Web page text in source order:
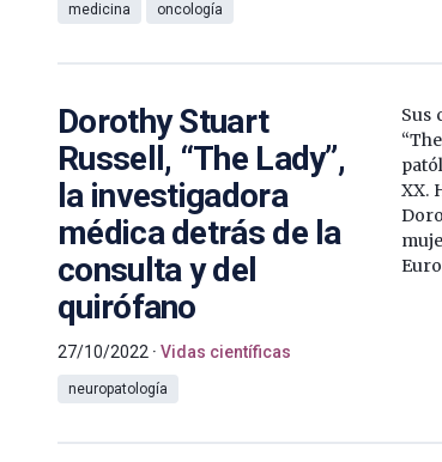
medicina oncología
Dorothy Stuart
Russell, “The Lady”,
la investigadora
médica detrás de la
consulta y del
quirófano
27/10/2022 Vidas científicas
neuropatología
Sus
XX.